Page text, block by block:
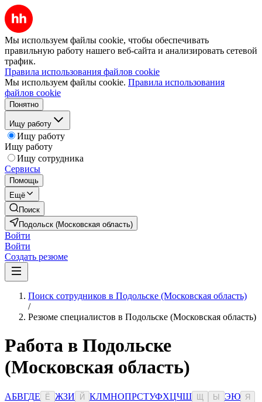
Мы используем файлы cookie, чтобы обеспечивать
правильную работу нашего веб-сайта и анализировать сетевой
трафик.
Правила использования файлов cookie
Мы используем файлы cookie. Правила использования
файлов cookie
Понятно
Ищу работу
Ищу работу
Ищу работу
Ищу сотрудника
Сервисы
Помощь
Ещё
Поиск
Подольск (Московская область)
Войти
Войти
Создать резюме
Поиск сотрудников в Подольске (Московская область)
/
Резюме специалистов в Подольске (Московская область)
Работа в Подольске
(Московская область)
АБВГДЕ Ё ЖЗИ Й КЛМНОПРСТУФХЦЧШ Ы ЭЮ Я